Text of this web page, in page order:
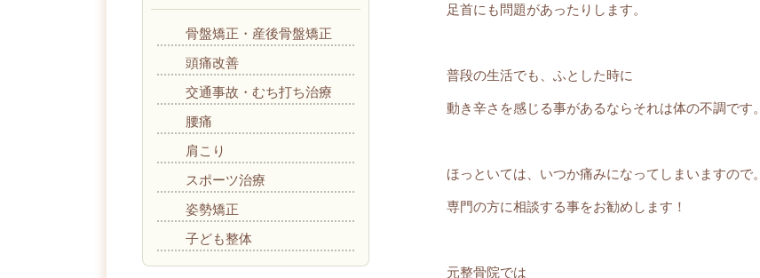
足首にも問題があったりします。
普段の生活でも、ふとした時に
動き辛さを感じる事があるならそれは体の不調です。
ほっといては、いつか痛みになってしまいますので。
専門の方に相談する事をお勧めします！
元整骨院では
骨盤矯正・産後骨盤矯正
頭痛改善
交通事故・むち打ち治療
腰痛
肩こり
スポーツ治療
姿勢矯正
子ども整体